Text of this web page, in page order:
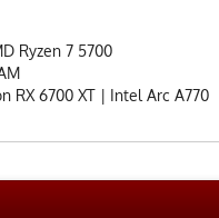
Ryzen 7 5700
RX 6700 XT | Intel Arc A770